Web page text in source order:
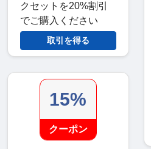
クセットを20%割引
でご購入ください
取引を得る
15%
クーポン